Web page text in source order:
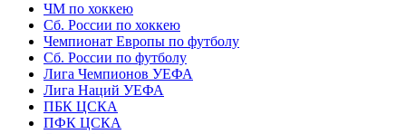
ЧМ по хоккею
Сб. России по хоккею
Чемпионат Европы по футболу
Сб. России по футболу
Лига Чемпионов УЕФА
Лига Наций УЕФА
ПБК ЦСКА
ПФК ЦСКА